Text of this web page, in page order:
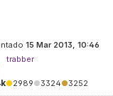
15 Mar 2013, 10:46
trabber
●2989●3324●3252